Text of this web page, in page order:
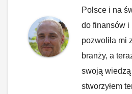
Polsce i na
do finansów i
pozwoliła mi
branży, a
swoją
stworzyłem